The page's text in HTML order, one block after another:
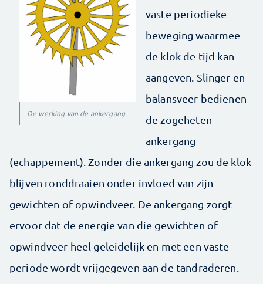
De werking van de ankergang.
vaste periodieke
beweging waarmee
de klok de tijd kan
aangeven. Slinger en
balansveer bedienen
de zogeheten
ankergang
(echappement). Zonder die ankergang zou de klok
blijven ronddraaien onder invloed van zijn
gewichten of opwindveer. De ankergang zorgt
ervoor dat de energie van die gewichten of
opwindveer heel geleidelijk en met een vaste
periode wordt vrijgegeven aan de tandraderen.